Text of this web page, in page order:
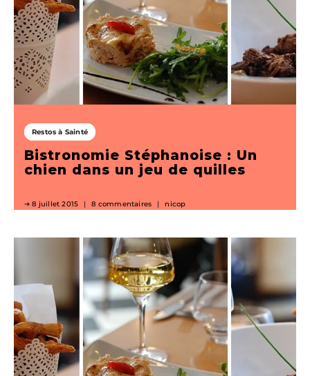
Restos à Sainté
Bistronomie Stéphanoise : Un
chien dans un jeu de quilles
8 juillet 2015 8 commentaires nicop